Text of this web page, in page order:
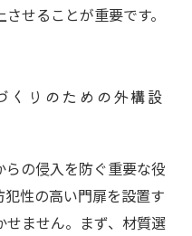
せることが重要です。
くりのための外構設
の侵入を防ぐ重要な役
性の高い門扉を設置す
せません。まず、材質選